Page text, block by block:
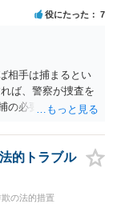
思います。 その上
れば、第三者に
。第三者に送金
先に返金を求める
か。
役にたった 7
相手は捕まるとい
ば、警察が捜査を
の必要と理由があ
訴の必要があると
いて有罪と判断さ
官において起訴の
終了するでしょ
的トラブル
欺の法的措置